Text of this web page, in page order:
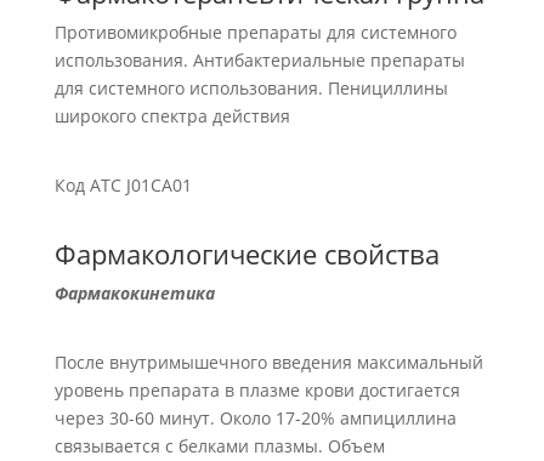
Противомикробные препараты для системного
использования. Антибактериальные препараты
для системного использования. Пенициллины
широкого спектра действия
Код АТС J01CA01
Фармакологические свойства
Фармакокинетика
После внутримышечного введения максимальный
уровень препарата в плазме крови достигается
через 30-60 минут. Около 17-20% ампициллина
связывается с белками плазмы. Объем